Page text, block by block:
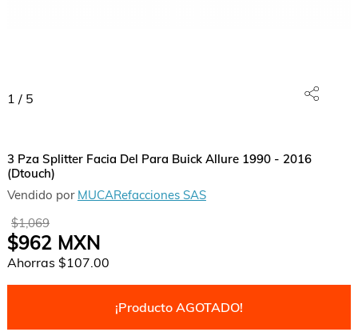
1 / 5
3 Pza Splitter Facia Del Para Buick Allure 1990 - 2016
(Dtouch)
Vendido por MUCARefacciones SAS
$1,069
$962MXN
Ahorras $107.00
¡Producto AGOTADO!